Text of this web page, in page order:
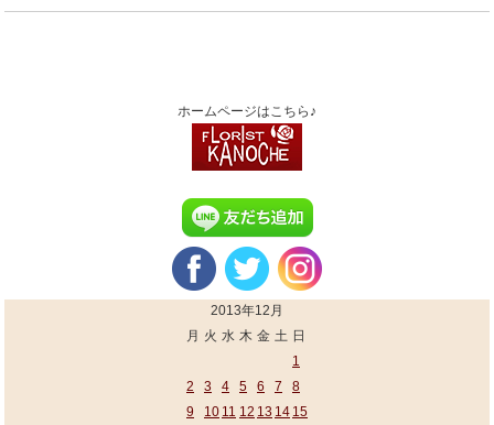
ホームページはこちら♪
2013年12月
月 火 水 木 金 土 日
1
2
3 4 5 6 7
8
9
10 11 12 13 14 15